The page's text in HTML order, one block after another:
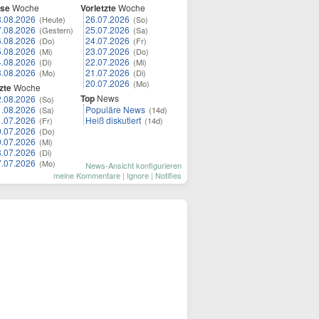
Woche
(Heute)
(Gestern)
(Do)
(Mi)
(Di)
(Mo)
Woche
(So)
(Sa)
(Fr)
(Do)
(Mi)
(Di)
(Mo)
VorletzteWoche
26.07.2026 (So)
25.07.2026 (Sa)
24.07.2026 (Fr)
23.07.2026 (Do)
22.07.2026 (Mi)
21.07.2026 (Di)
20.07.2026 (Mo)
Top News
Populäre News (14d)
Heiß diskutiert (14d)
News-Ansicht konfigurieren
meine Kommentare | Ignore | Notifies